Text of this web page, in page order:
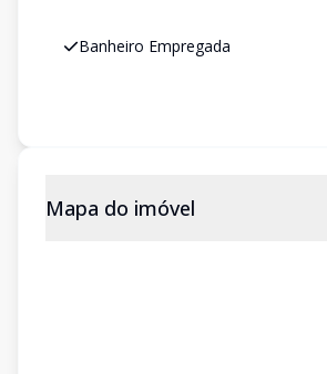
Banheiro Empregada
Mapa do imóvel